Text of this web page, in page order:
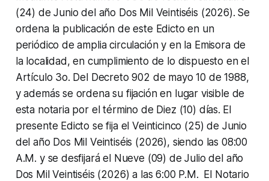
(24) de Junio del año Dos Mil Veintiséis (2026). Se
ordena la publicación de este Edicto en un
periódico de amplia circulación y en la Emisora de
la localidad, en cumplimiento de lo dispuesto en el
Artículo 3o. Del Decreto 902 de mayo 10 de 1988,
y además se ordena su fijación en lugar visible de
esta notaria por el término de Diez (10) días. El
presente Edicto se fija el Veinticinco (25) de Junio
del año Dos Mil Veintiséis (2026), siendo las 08:00
A.M. y se desfijará el Nueve (09) de Julio del año
Dos Mil Veintiséis (2026) a las 6:00 P.M. El Notario